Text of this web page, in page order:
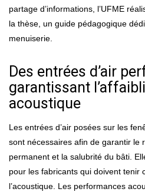
partage d’informations, l’UFME
la thèse, un guide pédagogique
menuiserie.
Des entrées d’air
garantissant
acoustique
Les entrées d’air posées sur les
sont nécessaires afin de garantir le
permanent et la salubrité du bâti.
pour les fabricants qui doivent tenir
l’acoustique. Les performances